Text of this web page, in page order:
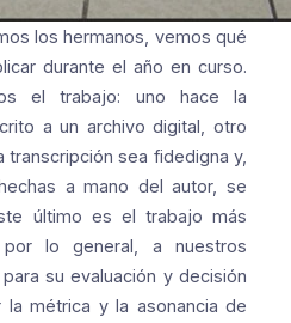
los hermanos, vemos qué
durante el año en curso.
el trabajo: uno hace la
a un archivo digital, otro
sea fidedigna y,
a mano del autor, se
último es el trabajo más
por lo general, a nuestros
su evaluación y decisión
la métrica y la asonancia de